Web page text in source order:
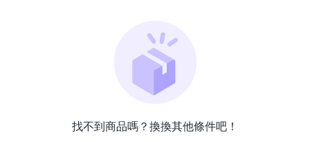
找不到商品嗎？換換其他條件吧！